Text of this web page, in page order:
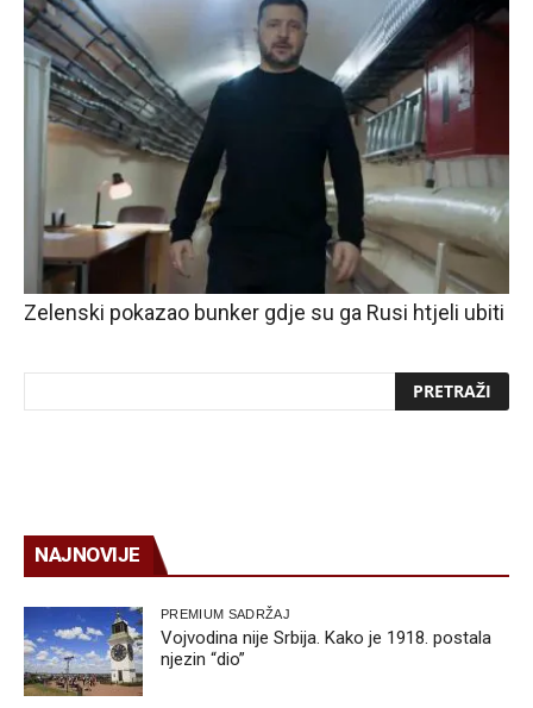
Zelenski pokazao bunker gdje su ga Rusi htjeli ubiti
NAJNOVIJE
PREMIUM SADRŽAJ
Vojvodina nije Srbija. Kako je 1918. postala
njezin “dio”